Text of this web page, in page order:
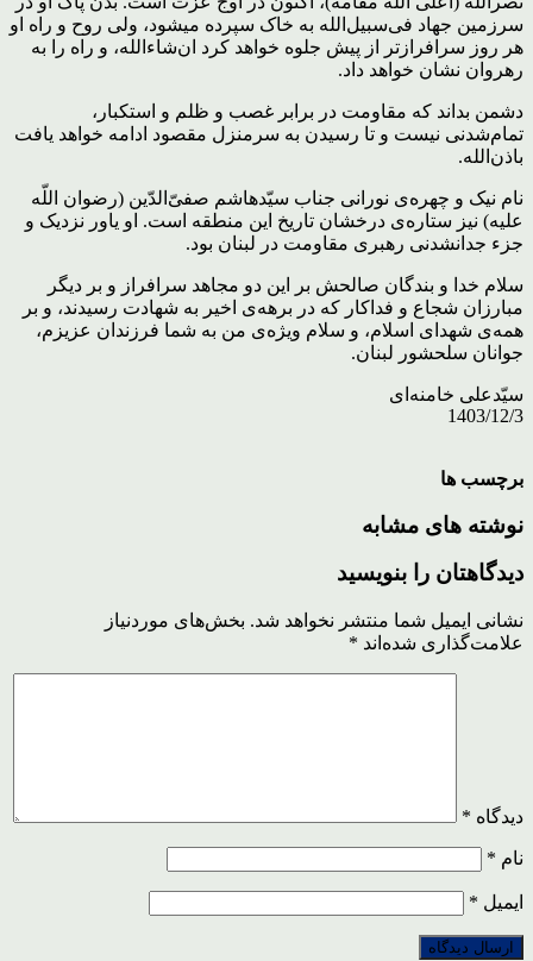
سرزمین جهاد فی‌سبیل‌الله به خاک سپرده میشود، ولی روح و راه او
هر روز سرافرازتر از پیش جلوه خواهد کرد ان‌شاءالله، و راه را به
رهروان نشان خواهد داد.
دشمن بداند که مقاومت در برابر غصب و ظلم و استکبار،
تمام‌شدنی نیست و تا رسیدن به سرمنزل مقصود ادامه خواهد یافت
باذن‌الله.
نام نیک و چهره‌ی نورانی جناب سیّدهاشم صفیّ‌الدّین (رضوان اللّه
علیه) نیز ستاره‌ی درخشان تاریخ این منطقه است. او یاور نزدیک و
جزء جدانشدنی رهبری مقاومت در لبنان بود.
سلام خدا و بندگان صالحش بر این دو مجاهد سرافراز و بر دیگر
مبارزان شجاع و فداکار که در برهه‌ی اخیر به شهادت رسیدند، و بر
همه‌ی شهدای اسلام، و سلام ویژه‌ی من به شما فرزندان عزیزم،
جوانان سلحشور لبنان.
سیّدعلی خامنه‌ای
1403/12/3
برچسب ها
نوشته های مشابه
دیدگاهتان را بنویسید
نشانی ایمیل شما منتشر نخواهد شد. بخش‌های موردنیاز
علامت‌گذاری شده‌اند *
دیدگاه *
نام *
ایمیل *